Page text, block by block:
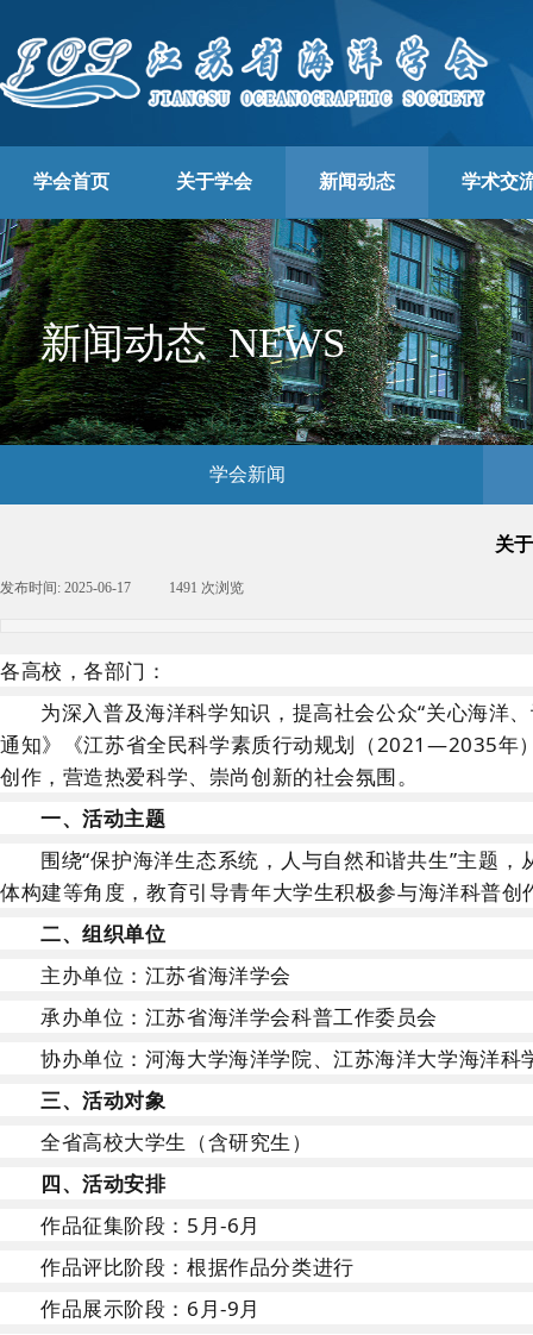
学会首页 关于学会 新闻动态 学术交
新闻动态 NEWS
学会新闻
关
发布时间: 2025-06-17 1491 次浏览
各高校，各部门：
为深入普及海洋科学知识， 提高社会公众“关心海洋
通知》
《江苏省全民科学素质行动规划（2021—2035年
创作，营造热爱科学、崇尚创新的社会氛围。
一、活动主题
围绕“保护海洋生态系统，人与自然和谐共生”主题
体构建等角度，教育引导青年大学生积极参与海洋科普
二、组织单位
主办单位：江苏省海洋学会
承办单位：江苏省海洋学会科普工作委员会
协办单位：河海大学海洋学院、江苏海洋大学海洋科
三、活动对象
全省高校大学生（含研究生）
四、活动安排
作品征集阶段： 5月-6月
作品评比阶段：根据作品分类进行
作品展示阶段： 6月-9月